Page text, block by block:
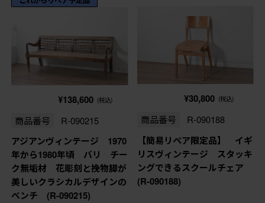
¥138,600 (税込)
商品番号 R-090215
アジアンヴィンテージ 1970
年から1980年頃 バリ チー
ク無垢材 花彫刻と挽物脚が
美しいクラシカルデザインの
ベンチ (R-090215)
¥30,800 (税込)
商品番号 R-090188
【簡易リペア限定品】 イギ
リスヴィンテージ スタッキ
ングできるスクールチェア
(R-090188)